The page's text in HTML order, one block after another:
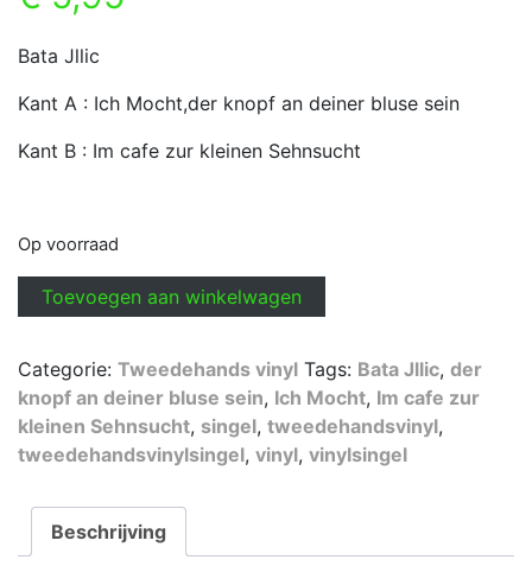
Bata Jllic
Kant A : Ich Mocht,der knopf an deiner bluse sein
Kant B : Im cafe zur kleinen Sehnsucht
Op voorraad
Bata
Jllic
Ich
Mocht,der
knopf
an
bluse
Toevoegen aan winkelwagen
Categorie: Tweedehands vinyl Tags: Bata Jllic, der
knopf an deiner bluse sein, Ich Mocht, Im cafe zur
kleinen Sehnsucht, singel, tweedehandsvinyl,
tweedehandsvinylsingel, vinyl, vinylsingel
Beschrijving